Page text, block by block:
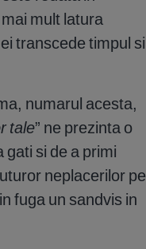
mult latura
transcede timpul si
numarul acesta,
tale” ne prezinta o
si de a primi
neplacerilor pe
fuga un sandvis in